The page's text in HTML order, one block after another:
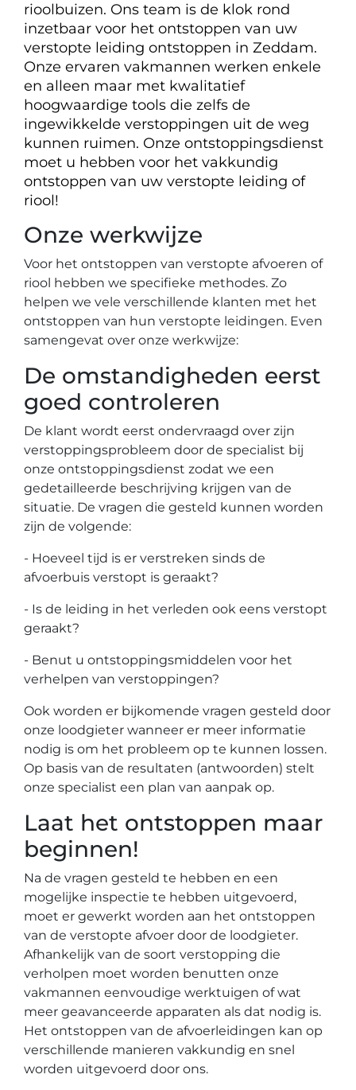
rioolbuizen. Ons team is de klok rond
inzetbaar voor het ontstoppen van uw
verstopte leiding ontstoppen in Zeddam.
Onze ervaren vakmannen werken enkele
en alleen maar met kwalitatief
hoogwaardige tools die zelfs de
ingewikkelde verstoppingen uit de weg
kunnen ruimen. Onze ontstoppingsdienst
moet u hebben voor het vakkundig
ontstoppen van uw verstopte leiding of
riool!
Onze werkwijze
Voor het ontstoppen van verstopte afvoeren of
riool hebben we specifieke methodes. Zo
helpen we vele verschillende klanten met het
ontstoppen van hun verstopte leidingen. Even
samengevat over onze werkwijze:
De omstandigheden eerst
goed controleren
De klant wordt eerst ondervraagd over zijn
verstoppingsprobleem door de specialist bij
onze ontstoppingsdienst zodat we een
gedetailleerde beschrijving krijgen van de
situatie. De vragen die gesteld kunnen worden
zijn de volgende:
- Hoeveel tijd is er verstreken sinds de
afvoerbuis verstopt is geraakt?
- Is de leiding in het verleden ook eens verstopt
geraakt?
- Benut u ontstoppingsmiddelen voor het
verhelpen van verstoppingen?
Ook worden er bijkomende vragen gesteld door
onze loodgieter wanneer er meer informatie
nodig is om het probleem op te kunnen lossen.
Op basis van de resultaten (antwoorden) stelt
onze specialist een plan van aanpak op.
Laat het ontstoppen maar
beginnen!
Na de vragen gesteld te hebben en een
mogelijke inspectie te hebben uitgevoerd,
moet er gewerkt worden aan het ontstoppen
van de verstopte afvoer door de loodgieter.
Afhankelijk van de soort verstopping die
verholpen moet worden benutten onze
vakmannen eenvoudige werktuigen of wat
meer geavanceerde apparaten als dat nodig is.
Het ontstoppen van de afvoerleidingen kan op
verschillende manieren vakkundig en snel
worden uitgevoerd door ons.